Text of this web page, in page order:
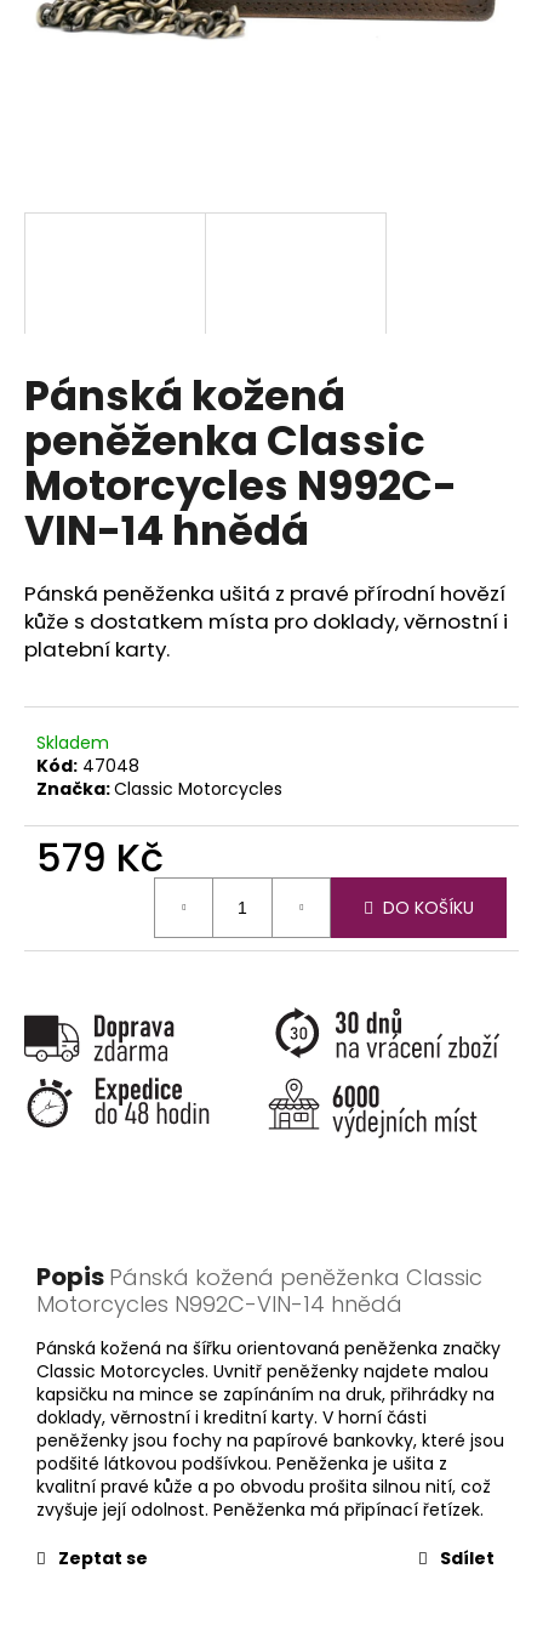
Pánská kožená
peněženka Classic
Motorcycles N992C-
VIN-14 hnědá
Pánská peněženka ušitá z pravé přírodní hovězí
kůže s dostatkem místa pro doklady, věrnostní i
platební karty.
Skladem
Kód: 47048
Značka:Classic Motorcycles
579 Kč
DO KOŠÍKU
Popis Pánská kožená peněženka Classic
Motorcycles N992C-VIN-14 hnědá
Pánská kožená na šířku orientovaná peněženka značky
Classic Motorcycles. Uvnitř peněženky najdete malou
kapsičku na mince se zapínáním na druk, přihrádky na
doklady, věrnostní i kreditní karty. V horní části
peněženky jsou fochy na papírové bankovky, které jsou
podšité látkovou podšívkou. Peněženka je ušita z
kvalitní pravé kůže a po obvodu prošita silnou nití, což
zvyšuje její odolnost. Peněženka má připínací řetízek.
Zeptat se
Sdílet
a
D
o
p
o
r
u
č
j
e
m